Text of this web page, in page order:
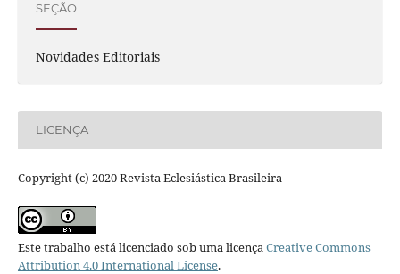
SEÇÃO
Novidades Editoriais
LICENÇA
Copyright (c) 2020 Revista Eclesiástica Brasileira
Este trabalho está licenciado sob uma licençaCreative Commons
Attribution 4.0 International License.